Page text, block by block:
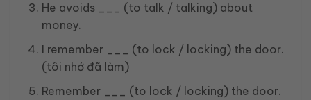
He avoids ___ (to talk / talking) about
money.
I remember ___ (to lock / locking) the door.
(tôi nhớ đã làm)
Remember ___ (to lock / locking) the door.